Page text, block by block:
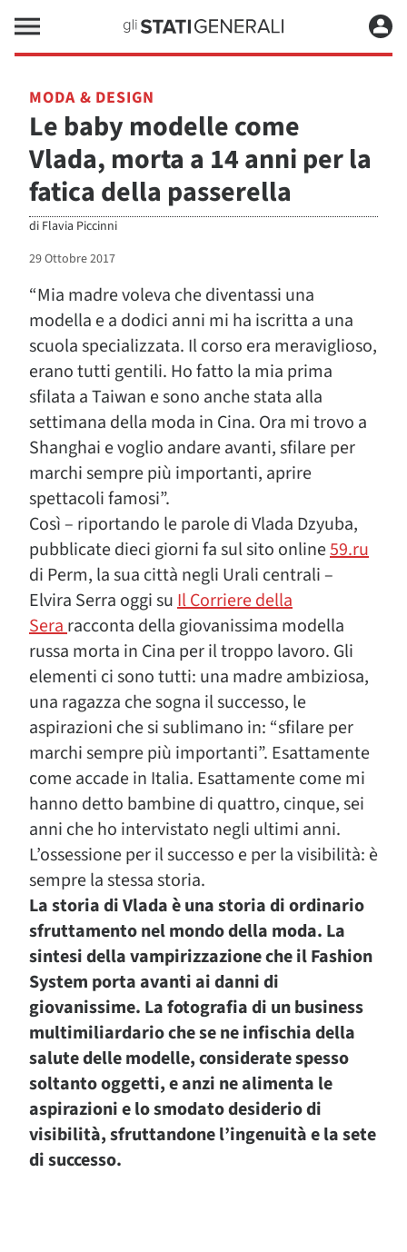
MODA & DESIGN
Le baby modelle come
Vlada, morta a 14 anni per la
fatica della passerella
di Flavia Piccinni
29 Ottobre 2017
“Mia madre voleva che diventassi una
modella e a dodici anni mi ha iscritta a una
scuola specializzata. Il corso era meraviglioso,
erano tutti gentili. Ho fatto la mia prima
sfilata a Taiwan e sono anche stata alla
settimana della moda in Cina. Ora mi trovo a
Shanghai e voglio andare avanti, sfilare per
marchi sempre più importanti, aprire
spettacoli famosi”.
Così – riportando le parole di Vlada Dzyuba,
pubblicate dieci giorni fa sul sito online59.ru
di Perm, la sua città negli Urali centrali –
Elvira Serra oggi suIl Corriere della
Seraracconta della giovanissima modella
russa morta in Cina per il troppo lavoro. Gli
elementi ci sono tutti: una madre ambiziosa,
una ragazza che sogna il successo, le
aspirazioni che si sublimano in: “sfilare per
marchi sempre più importanti”. Esattamente
come accade in Italia. Esattamente come mi
hanno detto bambine di quattro, cinque, sei
anni che ho intervistato negli ultimi anni.
L’ossessione per il successo e per la visibilità: è
sempre la stessa storia.
La storia di Vlada è una storia di ordinario
sfruttamento nel mondo della moda. La
sintesi della vampirizzazione che il Fashion
System porta avanti ai danni di
giovanissime. La fotografia di un business
multimiliardario che se ne infischia della
salute delle modelle, considerate spesso
soltanto oggetti, e anzi ne alimenta le
aspirazioni e lo smodato desiderio di
visibilità, sfruttandone l’ingenuità e la sete
di successo.